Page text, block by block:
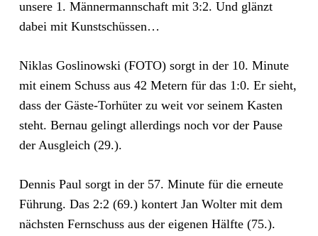
unsere 1. Männermannschaft mit 3:2. Und glänzt
dabei mit Kunstschüssen…
Niklas Goslinowski (FOTO) sorgt in der 10. Minute
mit einem Schuss aus 42 Metern für das 1:0. Er sieht,
dass der Gäste-Torhüter zu weit vor seinem Kasten
steht. Bernau gelingt allerdings noch vor der Pause
der Ausgleich (29.).
Dennis Paul sorgt in der 57. Minute für die erneute
Führung. Das 2:2 (69.) kontert Jan Wolter mit dem
nächsten Fernschuss aus der eigenen Hälfte (75.).